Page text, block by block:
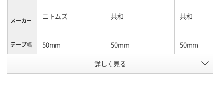
メーカー ニトムズ 共和 共和
テープ幅 50mm 50mm 50mm
50m
詳しく見る